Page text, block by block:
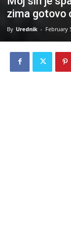
zima gotovo
By Urednik - February